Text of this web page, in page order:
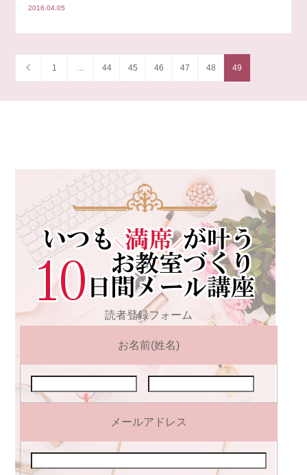
2016.04.05
1 44 45 46 47 48 49
読者登録フォーム
お名前(姓名)
メールアドレス